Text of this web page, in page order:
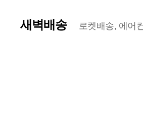
새벽배송 로켓배송, 에어